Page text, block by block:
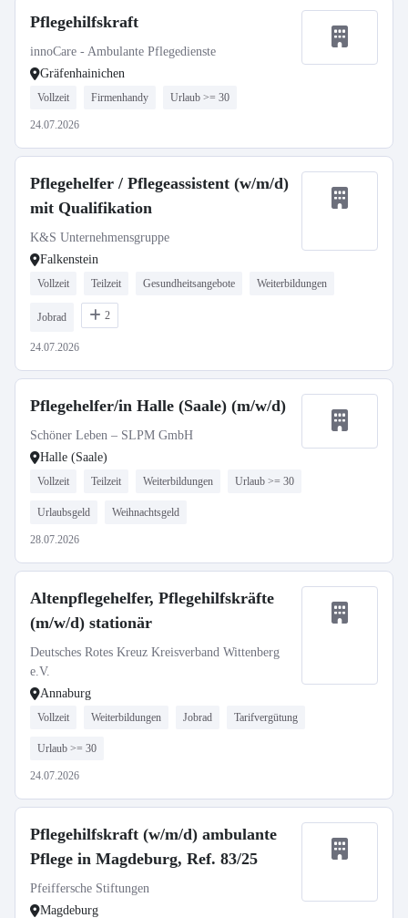
Pflegehilfskraft
innoCare - Ambulante Pflegedienste
Gräfenhainichen
Vollzeit Firmenhandy Urlaub >= 30
24.07.2026
Pflegehelfer / Pflegeassistent (w/m/d)
mit Qualifikation
K&S Unternehmensgruppe
Falkenstein
Vollzeit Teilzeit Gesundheitsangebote Weiterbildungen
Jobrad 2
24.07.2026
Pflegehelfer/in Halle (Saale) (m/w/d)
Schöner Leben – SLPM GmbH
Halle (Saale)
Vollzeit Teilzeit Weiterbildungen Urlaub >= 30
Urlaubsgeld Weihnachtsgeld
28.07.2026
Altenpflegehelfer, Pflegehilfskräfte
(m/w/d) stationär
Deutsches Rotes Kreuz Kreisverband Wittenberg
e.V.
Annaburg
Vollzeit Weiterbildungen Jobrad Tarifvergütung
Urlaub >= 30
24.07.2026
Pflegehilfskraft (w/m/d) ambulante
Pflege in Magdeburg, Ref. 83/25
Pfeiffersche Stiftungen
Magdeburg